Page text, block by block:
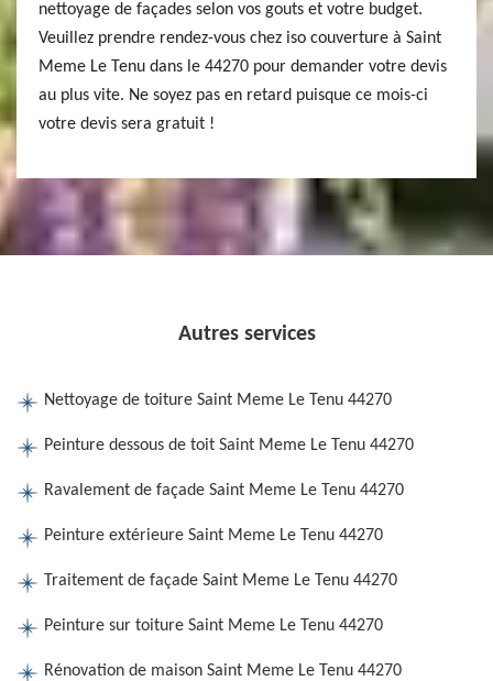
nettoyage de façades selon vos gouts et votre budget.
Veuillez prendre rendez-vous chez iso couverture à Saint
Meme Le Tenu dans le 44270 pour demander votre devis
au plus vite. Ne soyez pas en retard puisque ce mois-ci
votre devis sera gratuit !
Autres services
Nettoyage de toiture Saint Meme Le Tenu 44270
Peinture dessous de toit Saint Meme Le Tenu 44270
Ravalement de façade Saint Meme Le Tenu 44270
Peinture extérieure Saint Meme Le Tenu 44270
Traitement de façade Saint Meme Le Tenu 44270
Peinture sur toiture Saint Meme Le Tenu 44270
Rénovation de maison Saint Meme Le Tenu 44270